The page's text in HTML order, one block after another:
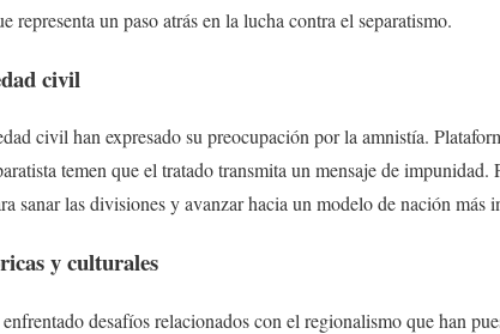
representa un paso atrás en la lucha contra el separatismo.
civil
civil han expresado su preocupación por la amnistía.
temen que el tratado transmita un mensaje de
sanar las divisiones y avanzar hacia un modelo de nación más
y culturales
desafíos relacionados con el regionalismo que han